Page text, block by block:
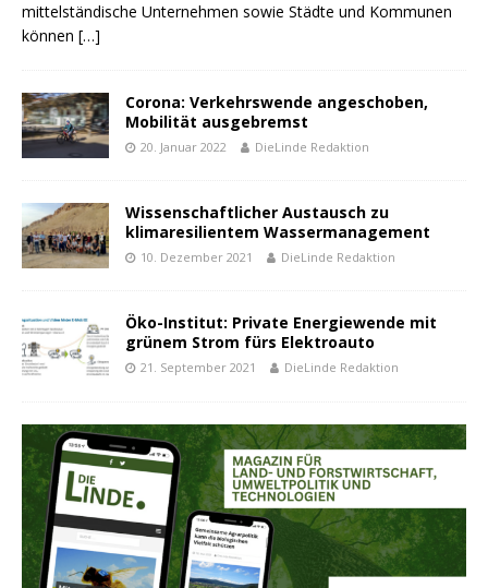
mittelständische Unternehmen sowie Städte und Kommunen
können […]
Corona: Verkehrswende angeschoben,
Mobilität ausgebremst
20. Januar 2022 DieLinde Redaktion
Wissenschaftlicher Austausch zu
klimaresilientem Wassermanagement
10. Dezember 2021 DieLinde Redaktion
Öko-Institut: Private Energiewende mit
grünem Strom fürs Elektroauto
21. September 2021 DieLinde Redaktion